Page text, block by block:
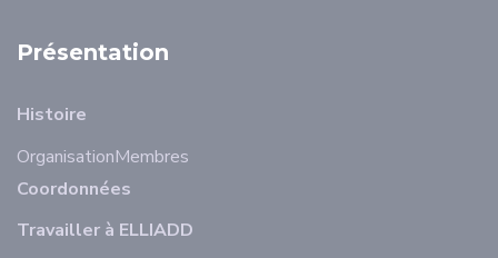
Présentation
Histoire
OrganisationMembres
Coordonnées
Travailler à ELLIADD